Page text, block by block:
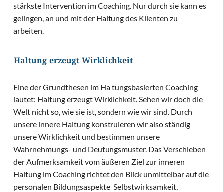
stärkste Intervention im Coaching. Nur durch sie kann es
gelingen, an und mit der Haltung des Klienten zu
arbeiten.
Haltung erzeugt Wirklichkeit
Eine der Grundthesen im Haltungsbasierten Coaching
lautet: Haltung erzeugt Wirklichkeit. Sehen wir doch die
Welt nicht so, wie sie ist, sondern wie wir sind. Durch
unsere innere Haltung konstruieren wir also ständig
unsere Wirklichkeit und bestimmen unsere
Wahrnehmungs- und Deutungsmuster. Das Verschieben
der Aufmerksamkeit vom äußeren Ziel zur inneren
Haltung im Coaching richtet den Blick unmittelbar auf die
personalen Bildungsaspekte: Selbstwirksamkeit,